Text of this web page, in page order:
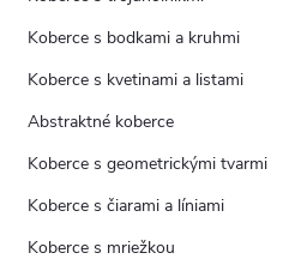
Koberce s bodkami a kruhmi
Koberce s kvetinami a listami
Abstraktné koberce
Koberce s geometrickými tvarmi
Koberce s čiarami a líniami
Koberce s mriežkou